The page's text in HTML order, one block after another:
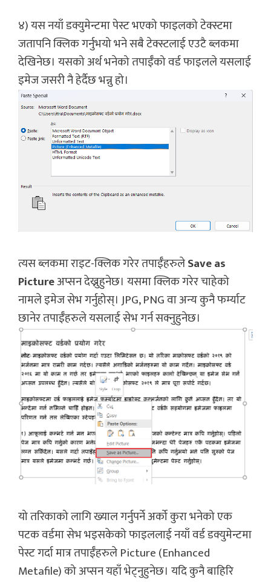
४) यस नयाँ डक्युमेन्टमा पेस्ट भएको फाइलको टेक्स्टमा
जतापनि क्लिक गर्नुभयो भने सबै टेक्स्टलाई एउटै ब्लकमा
देखिनेछ। यसको अर्थ भनेको तपाईँको वर्ड फाइलले यसलाई
इमेज जसरी नै हेर्दैछ भन्नु हो।
त्यस ब्लकमा राइट-क्लिक गरेर तपाईँहरुलेSave as
Pictureअप्सन देख्नुहुनेछ। यसमा क्लिक गरेर चाहेको
नामले इमेज सेभ गर्नुहोस्। JPG, PNG वा अन्य कुनै फर्म्याट
छानेर तपाईँहरुले यसलाई सेभ गर्न सक्नुहुनेछ।
यो तरिकाको लागि ख्याल गर्नुपर्ने अर्को कुरा भनेको एक
पटक वर्डमा सेभ भइसकेको फाइललाई नयाँ वर्ड डक्युमेन्टमा
पेस्ट गर्दा मात्र तपाईँहरुले Picture (Enhanced
Metafile) को अप्सन यहाँ भेट्नुहुनेछ। यदि कुनै बाहिरि